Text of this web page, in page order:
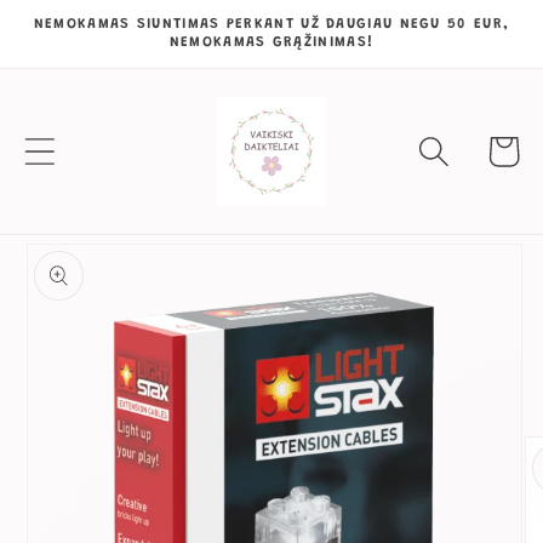
Eiti į
NEMOKAMAS SIUNTIMAS PERKANT UŽ DAUGIAU NEGU 50 EUR,
NEMOKAMAS GRĄŽINIMAS!
informacijos